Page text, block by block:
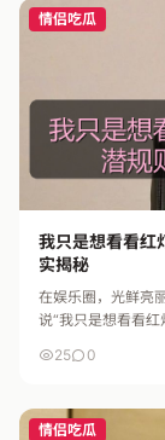
情侣吃瓜
我只是想看看红
实揭秘
在娱乐圈，光鲜亮
说“我只是想看看
25 0
情侣吃瓜